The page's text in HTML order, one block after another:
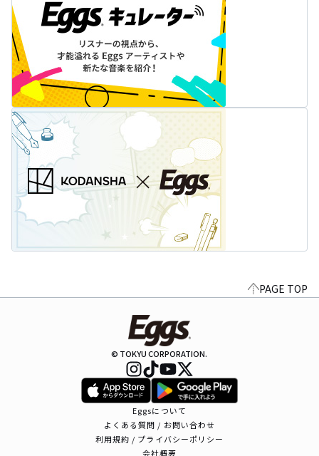
PAGE TOP
© TOKYU CORPORATION.
Eggsについて
よくある質問 / お問い合わせ
利用規約 / プライバシーポリシー
会社概要